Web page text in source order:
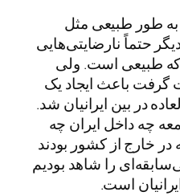
به طور طبیعی مثل
حتماً نارضایتی‌هایی
که طبیعی است. ولی
گرفت باعث ایجاد یک
در بین ایرانیان شد.
چه داخل ایران چه
در خارج از کشور بودند
را شاهد بودیم
است.